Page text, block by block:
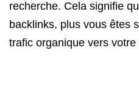
recherche. Cela signifie
backlinks, plus vous êtes
trafic organique vers votre